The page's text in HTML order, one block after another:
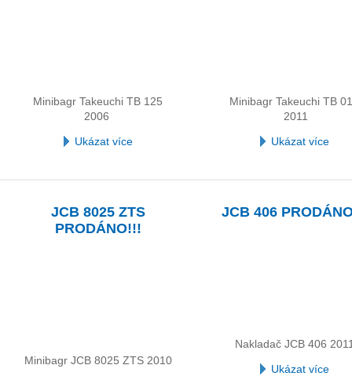
Minibagr Takeuchi TB 125
2006
Ukázat více
Minibagr Takeuchi TB
2011
Ukázat více
JCB 8025 ZTS
PRODÁNO!!!
Minibagr JCB 8025 ZTS 2010
JCB 406
Nakladač JCB 406
Ukázat více